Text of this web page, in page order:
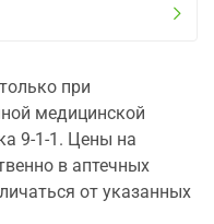
при
медицинской
9-1-1. Цены на
в аптечных
от указанных